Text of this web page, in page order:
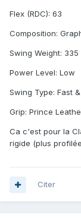
Flex (RDC): 63
Composition:
Swing Weight: 335
Power Level: Low
Swing Type: Fast
Grip: Prince
Ca c'est pour la
rigide (plus
Citer